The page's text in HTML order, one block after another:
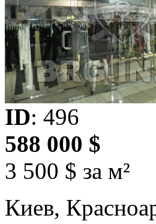
ID: 496
588 000 $
3 500 $ за м²
Киев,